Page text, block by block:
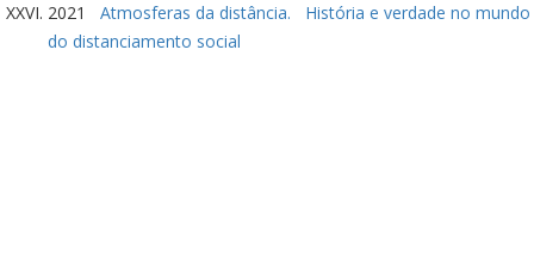
2021 Atmosferas da distância. História e verdade no mundo
do distanciamento social